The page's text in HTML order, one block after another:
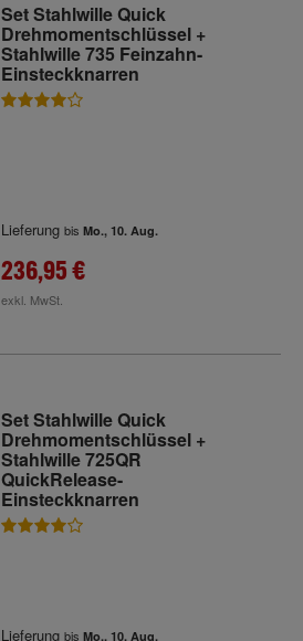
Set Stahlwille Quick
Drehmomentschlüssel +
Stahlwille 735 Feinzahn-
Einsteckknarren
Lieferung bis Mo., 10. Aug.
236,95 €
exkl. MwSt.
Set Stahlwille Quick
Drehmomentschlüssel +
Stahlwille 725QR
QuickRelease-
Einsteckknarren
Lieferung bis Mo., 10. Aug.